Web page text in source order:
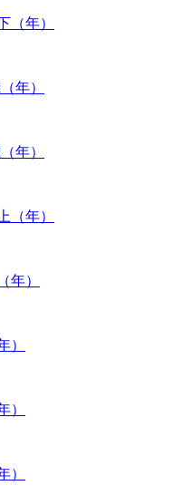
（年）
年）
年）
（年）
年）
）
）
）